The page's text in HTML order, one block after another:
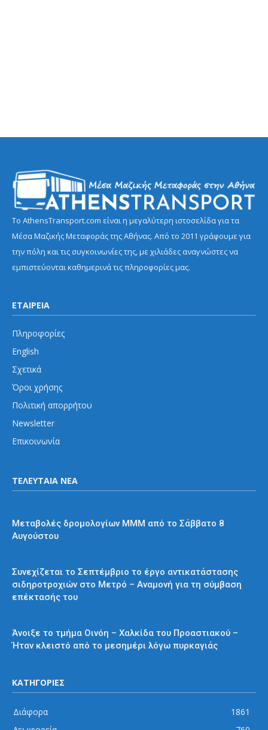
Το AthensTransport.com είναι η μεγαλύτερη ιστοσελίδα για τα
Μέσα Μαζικής Μεταφοράς της Αθήνας. Από το 2011 γράφουμε για
την πόλη και τις συγκοινωνίες της, με χιλιάδες αναγνώστες να
εμπιστεύονται καθημερινά τις πληροφορίες μας.
ΕΤΑΙΡΕΙΑ
Πληροφορίες
English
Σχετικά
Όροι χρήσης
Πολιτική απορρήτου
Newsletter
Επικοινωνία
ΤΕΛΕΥΤΑΙΑ ΝΕΑ
Μεταβολές δρομολογίων ΜΜΜ από το Σάββατο 8
Αυγούστου
Συνεχίζεται το Σεπτέμβριο το έργο αντικατάστασης
σιδηροτροχιών στο Μετρό – Αναμονή για τη σύμβαση
επέκτασής του
Άνοιξε το τμήμα Οινόη – Χαλκίδα του Προαστιακού –
Ήταν κλειστό από το μεσημέρι λόγω πυρκαγιάς
ΚΑΤΗΓΟΡΙΕΣ
Διάφορα
1861